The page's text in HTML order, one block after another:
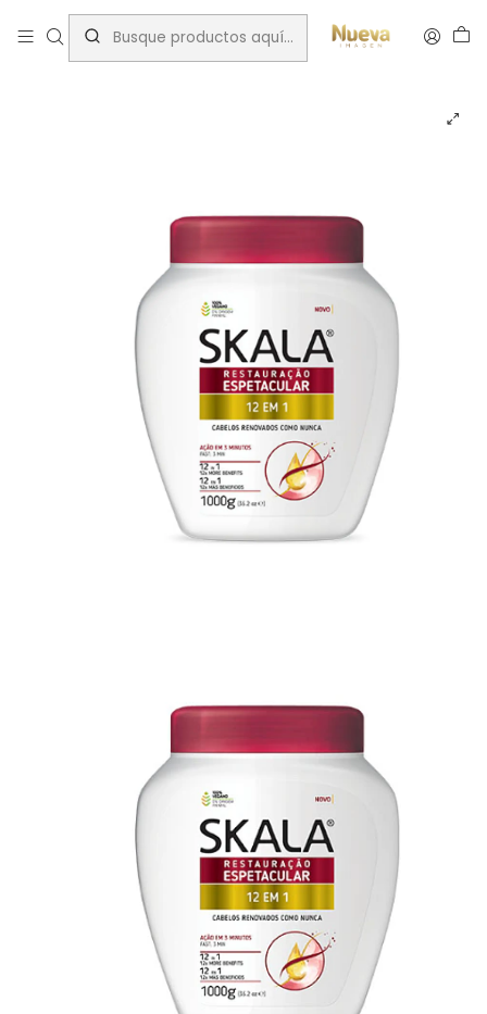
Inicio Rizos Marcas Skala
Skala máscara 12 en 1 restauracion espectacular 1000 g